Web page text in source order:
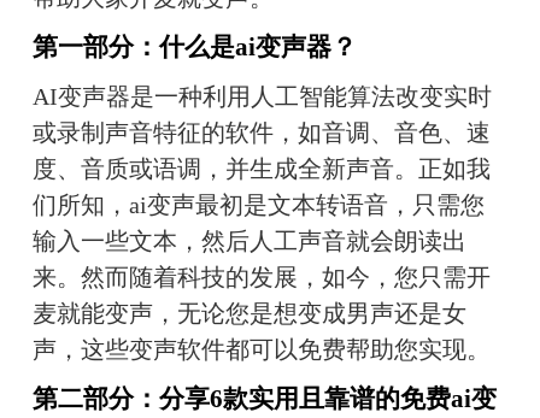
第一部分：什么是ai变声器？
AI变声器是一种利用人工智能算法改变实时
或录制声音特征的软件，如音调、音色、速
度、音质或语调，并生成全新声音。正如我
们所知，ai变声最初是文本转语音，只需您
输入一些文本，然后人工声音就会朗读出
来。然而随着科技的发展，如今，您只需开
麦就能变声，无论您是想变成男声还是女
声，这些变声软件都可以免费帮助您实现。
第二部分：分享6款实用且靠谱的免费ai变